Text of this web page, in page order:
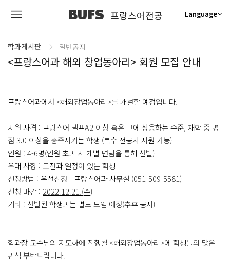
BUFS 프랑스어전공 Language
학과게시판 일반공지
<프랑스어과 해외 창업동아리> 회원 모집 안내
프랑스어과에서 <해외창업동아리>를 개설할 예정입니다.
지원 자격 : 프랑스어 델프A2 이상 혹은 그에 상응하는 수준, 재학 중 평
점 3.0 이상을 충족시키는 학생 (복수 전공자 지원 가능)
인원 : 4-6명(인원 초과 시 개별 면담을 통해 선발)
우대 사항 : 도전과 열정이 있는 학생
신청방법 : 유선신청 - 프랑스어과 사무실 (051-509-5581)
신청 마감 : 2022.12.21.(수)
기타 : 선발된 학생과는 별도 모임 예정(추후 공지)
학과장 교수님의 지도하에 진행될 <해외창업동아리>에 학생들의 많은
관심 부탁드립니다.